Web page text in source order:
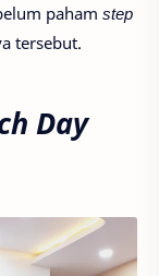
paham step
tersebut.
Day